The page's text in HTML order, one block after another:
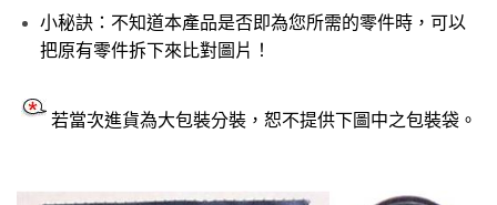
小秘訣：不知道本產品是否即為您所需的零件時，可以
把原有零件拆下來比對圖片！
若當次進貨為大包裝分裝，恕不提供下圖中之包裝袋。